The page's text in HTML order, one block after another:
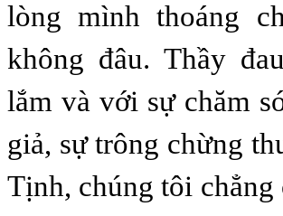
lòng mình thoáng
không đâu. Thầy
lắm và với sự chăm
giả, sự trông chừng
Tịnh, chúng tôi